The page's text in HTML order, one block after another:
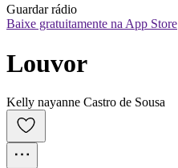
Guardar rádio
Baixe gratuitamente na App Store
Louvor
Kelly nayanne Castro de Sousa